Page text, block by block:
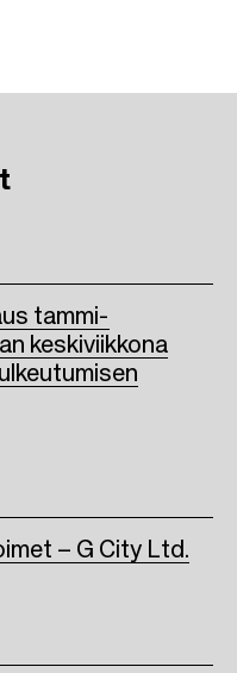
tammi-
keskiviikkona
– G City Ltd.